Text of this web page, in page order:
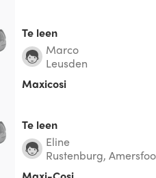
Te leen
Marco
Leusden
maxicosi
Te leen
Eline
Rustenburg,